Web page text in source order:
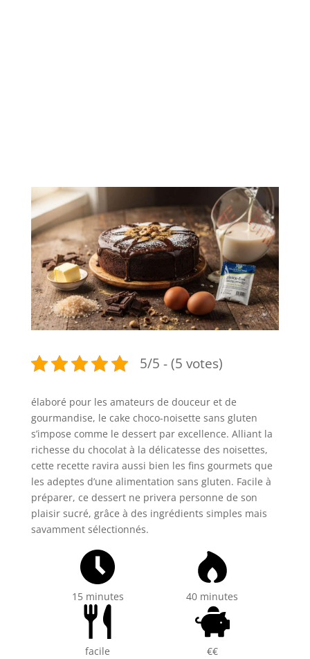
5/5 - (5 votes)
élaboré pour les amateurs de douceur et de
gourmandise, le cake choco-noisette sans gluten
s’impose comme le dessert par excellence. Alliant la
richesse du chocolat à la délicatesse des noisettes,
cette recette ravira aussi bien les fins gourmets que
les adeptes d’une alimentation sans gluten. Facile à
préparer, ce dessert ne privera personne de son
plaisir sucré, grâce à des ingrédients simples mais
savamment sélectionnés.
15 minutes 40 minutes
facile €€